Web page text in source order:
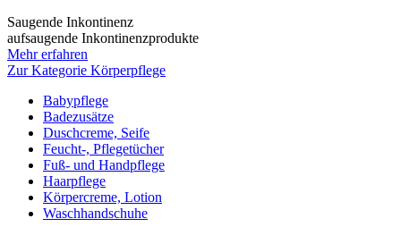
Saugende Inkontinenz
aufsaugende Inkontinenzprodukte
Mehr erfahren
Zur Kategorie Körperpflege
Babypflege
Badezusätze
Duschcreme, Seife
Feucht-, Pflegetücher
Fuß- und Handpflege
Haarpflege
Körpercreme, Lotion
Waschhandschuhe